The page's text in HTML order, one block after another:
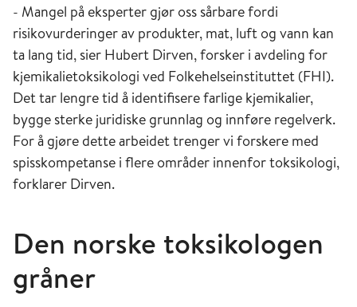
- Mangel på eksperter gjør oss sårbare fordi
risikovurderinger av produkter, mat, luft og vann kan
ta lang tid, sier Hubert Dirven, forsker i avdeling for
kjemikalietoksikologi ved Folkehelseinstituttet (FHI).
Det tar lengre tid å identifisere farlige kjemikalier,
bygge sterke juridiske grunnlag og innføre regelverk.
For å gjøre dette arbeidet trenger vi forskere med
spisskompetanse i flere områder innenfor toksikologi,
forklarer Dirven.
Den norske toksikologen
gråner